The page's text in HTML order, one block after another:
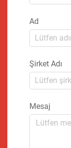
Ad
Şirket Adı
Mesaj